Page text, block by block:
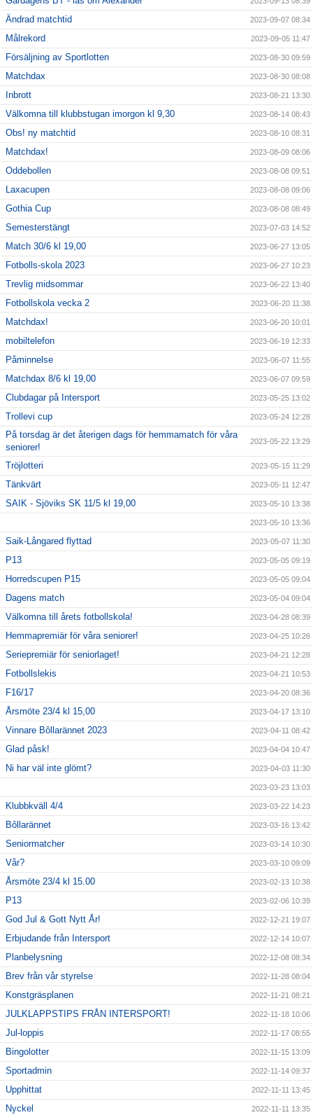
Ändrad matchtid 2023-09-07 08:34
Målrekord 2023-09-05 11:47
Försäljning av Sportlotten 2023-08-30 09:59
Matchdax 2023-08-30 08:08
Inbrott 2023-08-21 13:30
Välkomna till klubbstugan imorgon kl 9,30 2023-08-14 08:43
Obs! ny matchtid 2023-08-10 08:31
Matchdax! 2023-08-09 08:06
Oddebollen 2023-08-08 09:51
Laxacupen 2023-08-08 09:06
Gothia Cup 2023-08-08 08:49
Semesterstängt 2023-07-03 14:52
Match 30/6 kl 19,00 2023-06-27 13:05
Fotbolls-skola 2023 2023-06-27 10:23
Trevlig midsommar 2023-06-22 13:40
Fotbollskola vecka 2 2023-06-20 11:38
Matchdax! 2023-06-20 10:01
mobiltelefon 2023-06-19 12:33
Påminnelse 2023-06-07 11:55
Matchdax 8/6 kl 19,00 2023-06-07 09:59
Clubdagar på Intersport 2023-05-25 13:02
Trollevi cup 2023-05-24 12:28
På torsdag är det återigen dags för hemmamatch för våra
seniorer!
2023-05-22 13:29
Tröjlotteri 2023-05-15 11:29
Tänkvärt 2023-05-11 12:47
SAIK - Sjöviks SK 11/5 kl 19,00 2023-05-10 13:38
2023-05-10 13:36
Saik-Långared flyttad 2023-05-07 11:30
P13 2023-05-05 09:19
Horredscupen P15 2023-05-05 09:04
Dagens match 2023-05-04 09:04
Välkomna till årets fotbollskola! 2023-04-28 08:39
Hemmapremiär för våra seniorer! 2023-04-25 10:26
Seriepremiär för seniorlaget! 2023-04-21 12:28
Fotbollslekis 2023-04-21 10:53
F16/17 2023-04-20 08:36
Årsmöte 23/4 kl 15,00 2023-04-17 13:10
Vinnare Bôllarännet 2023 2023-04-11 08:42
Glad påsk! 2023-04-04 10:47
Ni har väl inte glömt? 2023-04-03 11:30
2023-03-23 13:03
Klubbkväll 4/4 2023-03-22 14:23
Bôllarännet 2023-03-16 13:42
Seniormatcher 2023-03-14 10:30
Vår? 2023-03-10 09:09
Årsmöte 23/4 kl 15.00 2023-02-13 10:38
P13 2023-02-06 10:39
God Jul & Gott Nytt År! 2022-12-21 19:07
Erbjudande från Intersport 2022-12-14 10:07
Planbelysning 2022-12-08 08:34
Brev från vår styrelse 2022-11-28 08:04
Konstgräsplanen 2022-11-21 08:21
JULKLAPPSTIPS FRÅN INTERSPORT! 2022-11-18 10:06
Jul-loppis 2022-11-17 08:55
Bingolotter 2022-11-15 13:09
Sportadmin 2022-11-14 09:37
Upphittat 2022-11-11 13:45
Nyckel 2022-11-11 13:35